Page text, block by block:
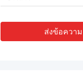
ส่งข้อความ